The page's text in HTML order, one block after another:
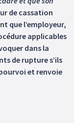
de cassation
que l’employeur,
applicables
dans la
de rupture s’ils
et renvoie